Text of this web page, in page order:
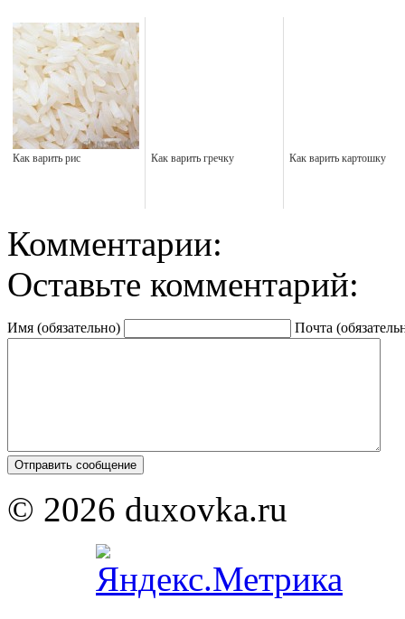
Как варить рис Как варить гречку Как варить картошку
Комментарии:
Оставьте комментарий:
Имя (обязательно) Почта
© 2026 duxovka.ru